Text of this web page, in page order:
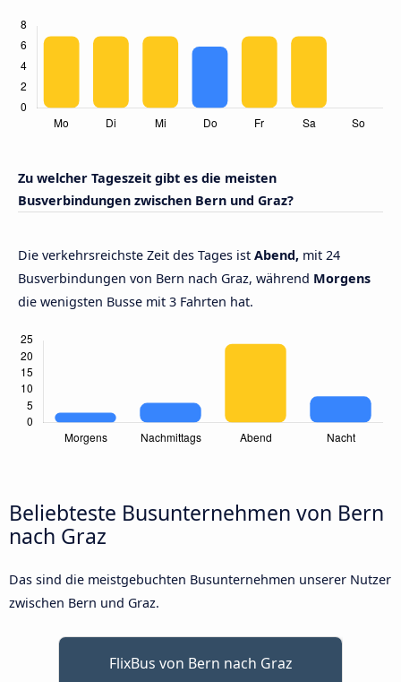
Zu welcher Tageszeit gibt es die meisten
Busverbindungen zwischen Bern und Graz?
Die verkehrsreichste Zeit des Tages ist Abend, mit 24
Busverbindungen von Bern nach Graz, während Morgens
die wenigsten Busse mit 3 Fahrten hat.
Beliebteste Busunternehmen von Bern
nach Graz
Das sind die meistgebuchten Busunternehmen unserer Nutzer
zwischen Bern und Graz.
FlixBus von Bern nach Graz